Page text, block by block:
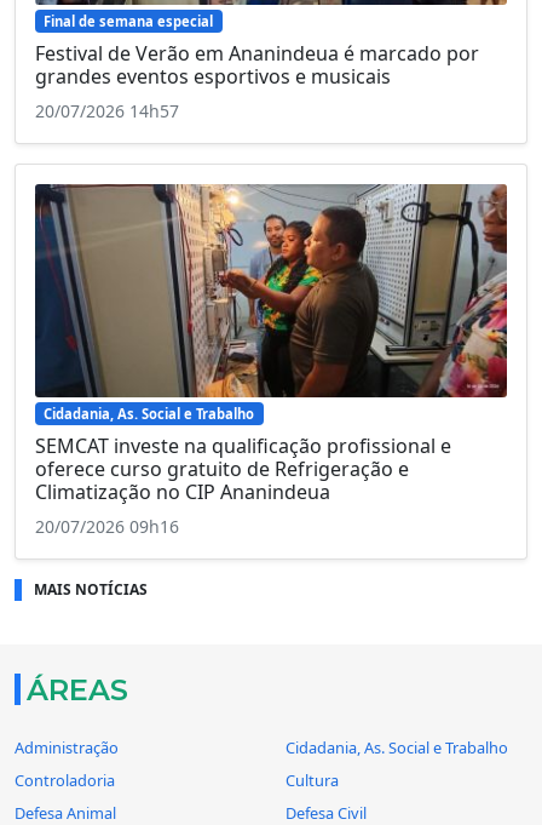
Final de semana especial
Festival de Verão em Ananindeua é marcado por
grandes eventos esportivos e musicais
20/07/2026 14h57
Cidadania, As. Social e Trabalho
SEMCAT investe na qualificação profissional e
oferece curso gratuito de Refrigeração e
Climatização no CIP Ananindeua
20/07/2026 09h16
MAIS NOTÍCIAS
ÁREAS
Administração
Cidadania, As. Social e Trabalho
Controladoria
Cultura
Defesa Animal
Defesa Civil